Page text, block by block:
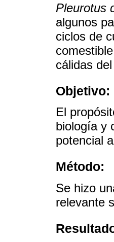
Pleurotus
algunos
ciclos de
cálidas
Objetivo:
El
biología y
potencial
Método:
Se hizo
relevante